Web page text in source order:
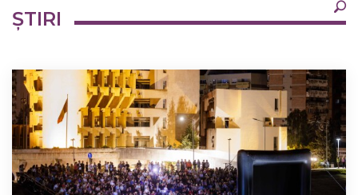
Ultimele Oricând ×
ȘTIRI